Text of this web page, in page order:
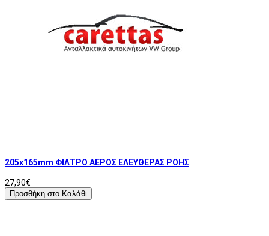
205x165mm ΦΙΛΤΡΟ ΑΕΡΟΣ ΕΛΕΥΘΕΡΑΣ ΡΟΗΣ
27,90€
Προσθήκη στο Καλάθι